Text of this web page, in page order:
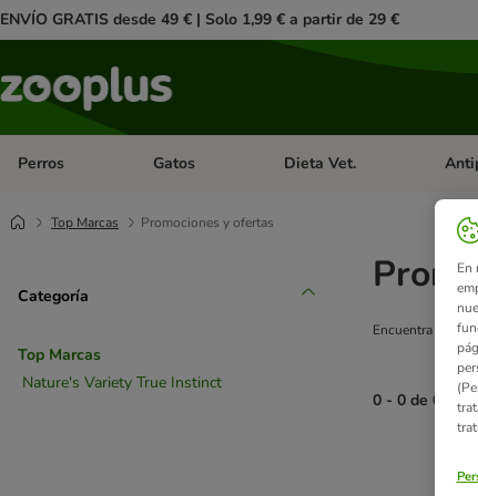
ENVÍO GRATIS desde 49 € | Solo 1,99 € a partir de 29 €
Perros Menú de categoria abierto: Perros
Gatos Menú de categoria abierto:
Dieta Vet.
Top Marcas Promociones y ofertas
Categoría
Top Marcas
Nature's Variety True Instinct
Encuentra aquí
0 - 0 de 0
En